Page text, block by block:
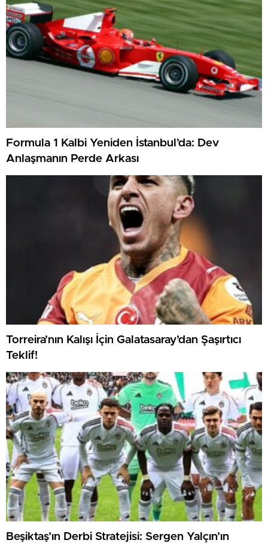
Formula 1 Kalbi Yeniden İstanbul’da: Dev
Anlaşmanın Perde Arkası
Torreira’nın Kalışı İçin Galatasaray’dan Şaşırtıcı
Teklif!
Beşiktaş’ın Derbi Stratejisi: Sergen Yalçın’ın